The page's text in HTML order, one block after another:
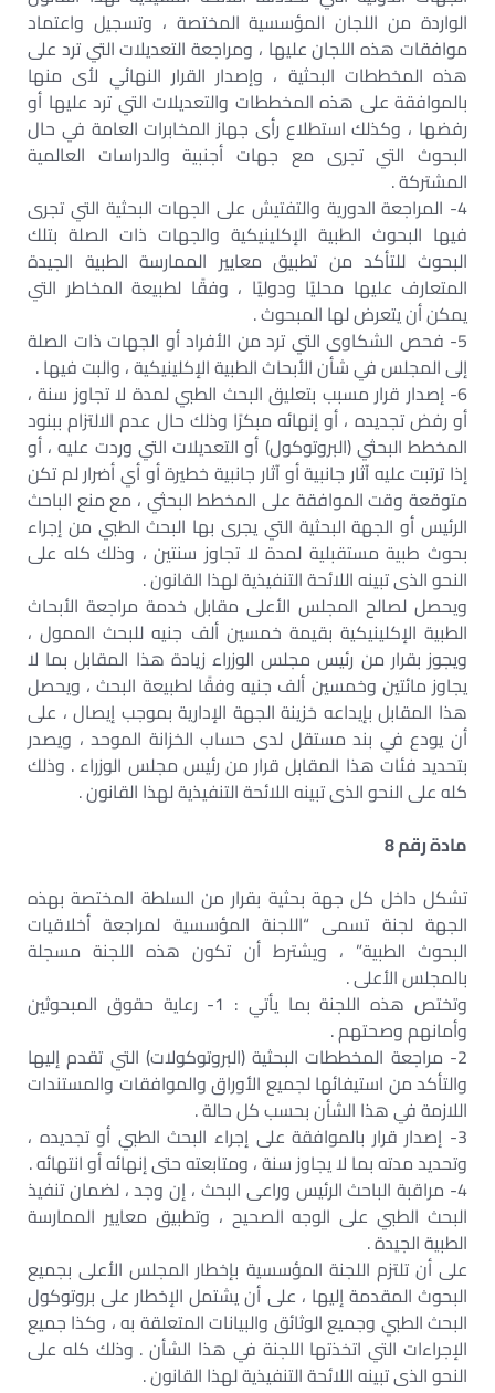
الواردة من اللجان المؤسسية المختصة ، وتسجيل واعتماد
موافقات هذه اللجان عليها ، ومراجعة التعديلات التي ترد على
هذه المخططات البحثية ، وإصدار القرار النهائي لأى منها
بالموافقة على هذه المخططات والتعديلات التي ترد عليها أو
رفضها ، وكذلك استطلاع رأى جهاز المخابرات العامة في حال
البحوث التي تجرى مع جهات أجنبية والدراسات العالمية
المشتركة .
4- المراجعة الدورية والتفتيش على الجهات البحثية التي تجرى
فيها البحوث الطبية الإكلينيكية والجهات ذات الصلة بتلك
البحوث للتأكد من تطبيق معايير الممارسة الطبية الجيدة
المتعارف عليها محليًا ودوليًا ، وفقًا لطبيعة المخاطر التي
يمكن أن يتعرض لها المبحوث .
5- فحص الشكاوى التي ترد من الأفراد أو الجهات ذات الصلة
إلى المجلس في شأن الأبحاث الطبية الإكلينيكية ، والبت فيها .
6- إصدار قرار مسبب بتعليق البحث الطبي لمدة لا تجاوز سنة ،
أو رفض تجديده ، أو إنهائه مبكرًا وذلك حال عدم الالتزام ببنود
المخطط البحثي (البروتوكول) أو التعديلات التي وردت عليه ، أو
إذا ترتبت عليه آثار جانبية أو آثار جانبية خطيرة أو أي أضرار لم تكن
متوقعة وقت الموافقة على المخطط البحثي ، مع منع الباحث
الرئيس أو الجهة البحثية التي يجرى بها البحث الطبي من إجراء
بحوث طبية مستقبلية لمدة لا تجاوز سنتين ، وذلك كله على
النحو الذى تبينه اللائحة التنفيذية لهذا القانون .
ويحصل لصالح المجلس الأعلى مقابل خدمة مراجعة الأبحاث
الطبية الإكلينيكية بقيمة خمسين ألف جنيه للبحث الممول ،
ويجوز بقرار من رئيس مجلس الوزراء زيادة هذا المقابل بما لا
يجاوز مائتين وخمسين ألف جنيه وفقًا لطبيعة البحث ، ويحصل
هذا المقابل بإيداعه خزينة الجهة الإدارية بموجب إيصال ، على
أن يودع في بند مستقل لدى حساب الخزانة الموحد ، ويصدر
بتحديد فئات هذا المقابل قرار من رئيس مجلس الوزراء . وذلك
كله على النحو الذى تبينه اللائحة التنفيذية لهذا القانون .
مادة رقم 8
تشكل داخل كل جهة بحثية بقرار من السلطة المختصة بهذه
الجهة لجنة تسمى “اللجنة المؤسسية لمراجعة أخلاقيات
البحوث الطبية” ، ويشترط أن تكون هذه اللجنة مسجلة
بالمجلس الأعلى .
وتختص هذه اللجنة بما يأتي : 1- رعاية حقوق المبحوثين
وأمانهم وصحتهم .
2- مراجعة المخططات البحثية (البروتوكولات) التي تقدم إليها
والتأكد من استيفائها لجميع الأوراق والموافقات والمستندات
اللازمة في هذا الشأن بحسب كل حالة .
3- إصدار قرار بالموافقة على إجراء البحث الطبي أو تجديده ،
وتحديد مدته بما لا يجاوز سنة ، ومتابعته حتى إنهائه أو انتهائه .
4- مراقبة الباحث الرئيس وراعى البحث ، إن وجد ، لضمان تنفيذ
البحث الطبي على الوجه الصحيح ، وتطبيق معايير الممارسة
الطبية الجيدة .
على أن تلتزم اللجنة المؤسسية بإخطار المجلس الأعلى بجميع
البحوث المقدمة إليها ، على أن يشتمل الإخطار على بروتوكول
البحث الطبي وجميع الوثائق والبيانات المتعلقة به ، وكذا جميع
الإجراءات التي اتخذتها اللجنة في هذا الشأن . وذلك كله على
النحو الذى تبينه اللائحة التنفيذية لهذا القانون .